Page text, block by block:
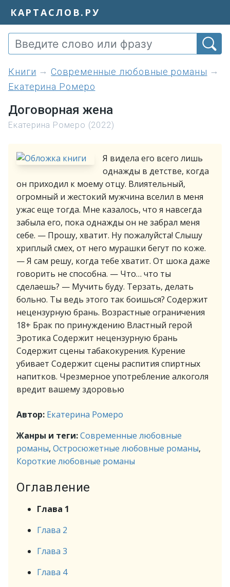
КАРТАСЛОВ.РУ
книги
Современные любовные романы
Екатерина Ромеро
Договорная жена
Екатерина Ромеро (2022)
Я видела его всего лишь
однажды в детстве, когда
он приходил к моему отцу. Влиятельный,
огромный и жестокий мужчина вселил в меня
ужас еще тогда. Мне казалось, что я навсегда
забыла его, пока однажды он не забрал меня
себе. — Прошу, хватит. Ну пожалуйста! Слышу
хриплый смех, от него мурашки бегут по коже.
— Я сам решу, когда тебе хватит. От шока даже
говорить не способна. — Что… что ты
сделаешь? — Мучить буду. Терзать, делать
больно. Ты ведь этого так боишься? Содержит
нецензурную брань. Возрастные ограничения
18+ Брак по принуждению Властный герой
Эротика Содержит нецензурную брань
Содержит сцены табакокурения. Курение
убивает Содержит сцены распития спиртных
напитков. Чрезмерное употребление алкоголя
вредит вашему здоровью
Автор: Екатерина Ромеро
Жанры и теги:Современные любовные
романы, Остросюжетные любовные романы,
Короткие любовные романы
Оглавление
Глава 1
Глава 2
Глава 3
Глава 4